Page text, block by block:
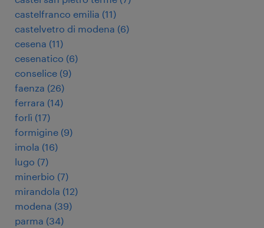
castelfranco emilia (11)
castelvetro di modena (6)
cesena (11)
cesenatico (6)
conselice (9)
faenza (26)
ferrara (14)
forlì (17)
formigine (9)
imola (16)
lugo (7)
minerbio (7)
mirandola (12)
modena (39)
parma (34)